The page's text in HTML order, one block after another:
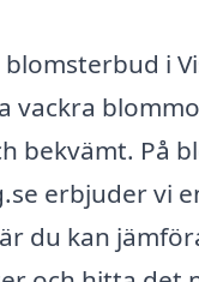
i
vackra
bekvämt. På
erbjuder vi
du kan